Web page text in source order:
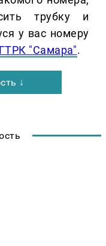
трубку и
у вас номеру
ГТРК "Самара".
↓